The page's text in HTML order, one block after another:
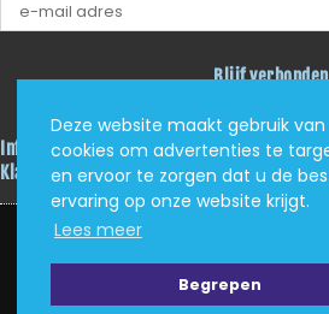
Deze website maakt gebruik van
cookies om advertenties te
en ervoor te zorgen dat u de
ervaring op onze website krijgt.
Lees meer
Begrepen
Blijf verbonden
Facebook
Informatie
Klantenservice
KVK: 62405705 | Tel: (+31)